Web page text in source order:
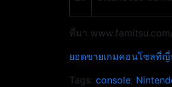
ที่มา
ยอดขายเกมคอนโซลที่
Tags: console,